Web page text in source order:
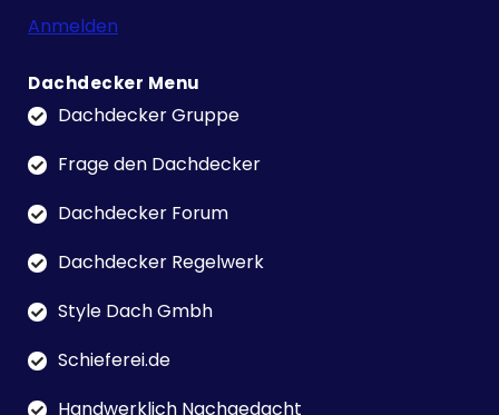
Anmelden
Dachdecker Menu
Dachdecker Gruppe
Frage den Dachdecker
Dachdecker Forum
Dachdecker Regelwerk
Style Dach Gmbh
Schieferei.de
Handwerklich Nachgedacht